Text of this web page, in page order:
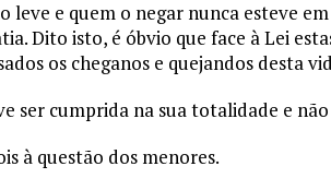
leve e quem o negar nunca esteve
Dito isto, é óbvio que face à Lei
os cheganos e quejandos desta
ser cumprida na sua totalidade e
à questão dos menores.